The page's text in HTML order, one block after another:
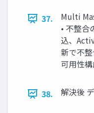
37.
Multi
• 不整合
込、
新で不
可用性
38. 解決後